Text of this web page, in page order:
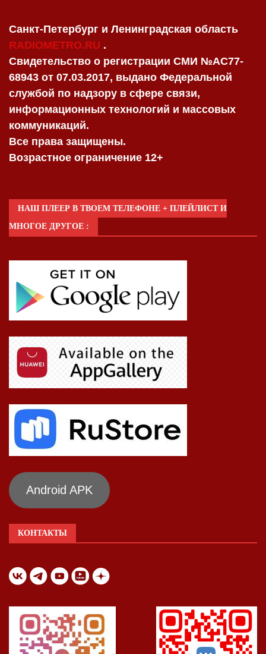
Санкт-Петербург и Ленинградская область
RADIOMETRO.RU .
Свидетельство о регистрации СМИ №AC77-
68943 от 07.03.2017, выдано Федеральной
службой по надзору в сфере связи,
информационных технологий и массовых
коммуникаций.
Все права защищены.
Возрастное ограничение 12+
НАШ ПЛЕЕР В ТВОЕМ ТЕЛЕФОНЕ + ПЛЕЙЛИСТ И
МНОГОЕ ДРУГОЕ :
Android APK
КОНТАКТЫ